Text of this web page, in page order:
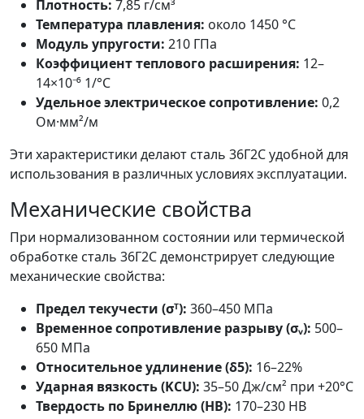
Плотность: 7,85 г/см³
Температура плавления: около 1450 °C
Модуль упругости: 210 ГПа
Коэффициент теплового расширения: 12–
14×10⁻⁶ 1/°C
Удельное электрическое сопротивление: 0,2
Ом·мм²/м
Эти характеристики делают сталь 36Г2С удобной для
использования в различных условиях эксплуатации.
Механические свойства
При нормализованном состоянии или термической
обработке сталь 36Г2С демонстрирует следующие
механические свойства:
Предел текучести (σᵀ): 360–450 МПа
Временное сопротивление разрыву (σᵥ): 500–
650 МПа
Относительное удлинение (δ5): 16–22%
Ударная вязкость (KCU): 35–50 Дж/см² при +20°C
Твердость по Бринеллю (HB): 170–230 HB